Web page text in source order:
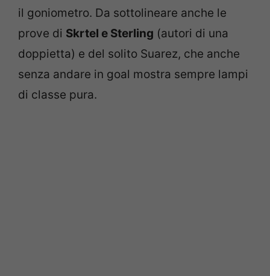
il goniometro. Da sottolineare anche le
prove di Skrtel e Sterling (autori di una
doppietta) e del solito Suarez, che anche
senza andare in goal mostra sempre lampi
di classe pura.